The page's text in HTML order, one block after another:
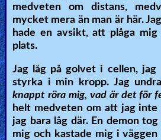
medveten om distans,
mycket mera än man är här.
hade en avsikt, att plåga
plats.
Jag låg på golvet i cellen, jag
styrka i min kropp. Jag
knappt röra mig, vad är det för
helt medveten om att jag inte
jag bara låg där. En demon
mig och kastade mig i